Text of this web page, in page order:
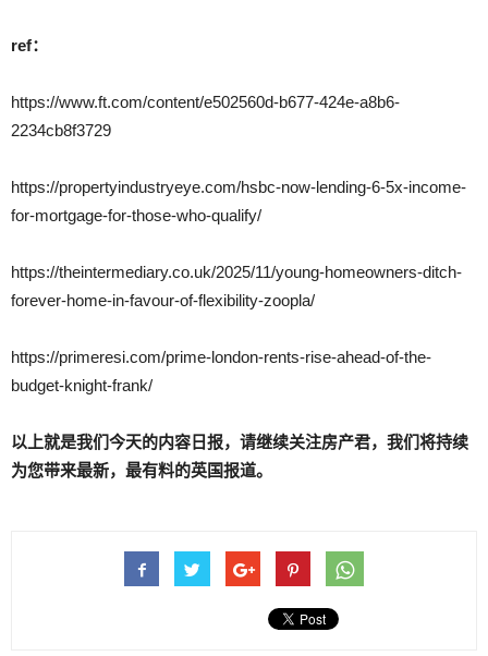
ref：
https://www.ft.com/content/e502560d-b677-424e-a8b6-
2234cb8f3729
https://propertyindustryeye.com/hsbc-now-lending-6-5x-income-
for-mortgage-for-those-who-qualify/
https://theintermediary.co.uk/2025/11/young-homeowners-ditch-
forever-home-in-favour-of-flexibility-zoopla/
https://primeresi.com/prime-london-rents-rise-ahead-of-the-
budget-knight-frank/
以上就是我们今天的内容日报，请继续关注房产君，我们将持续
为您带来最新，最有料的英国报道。